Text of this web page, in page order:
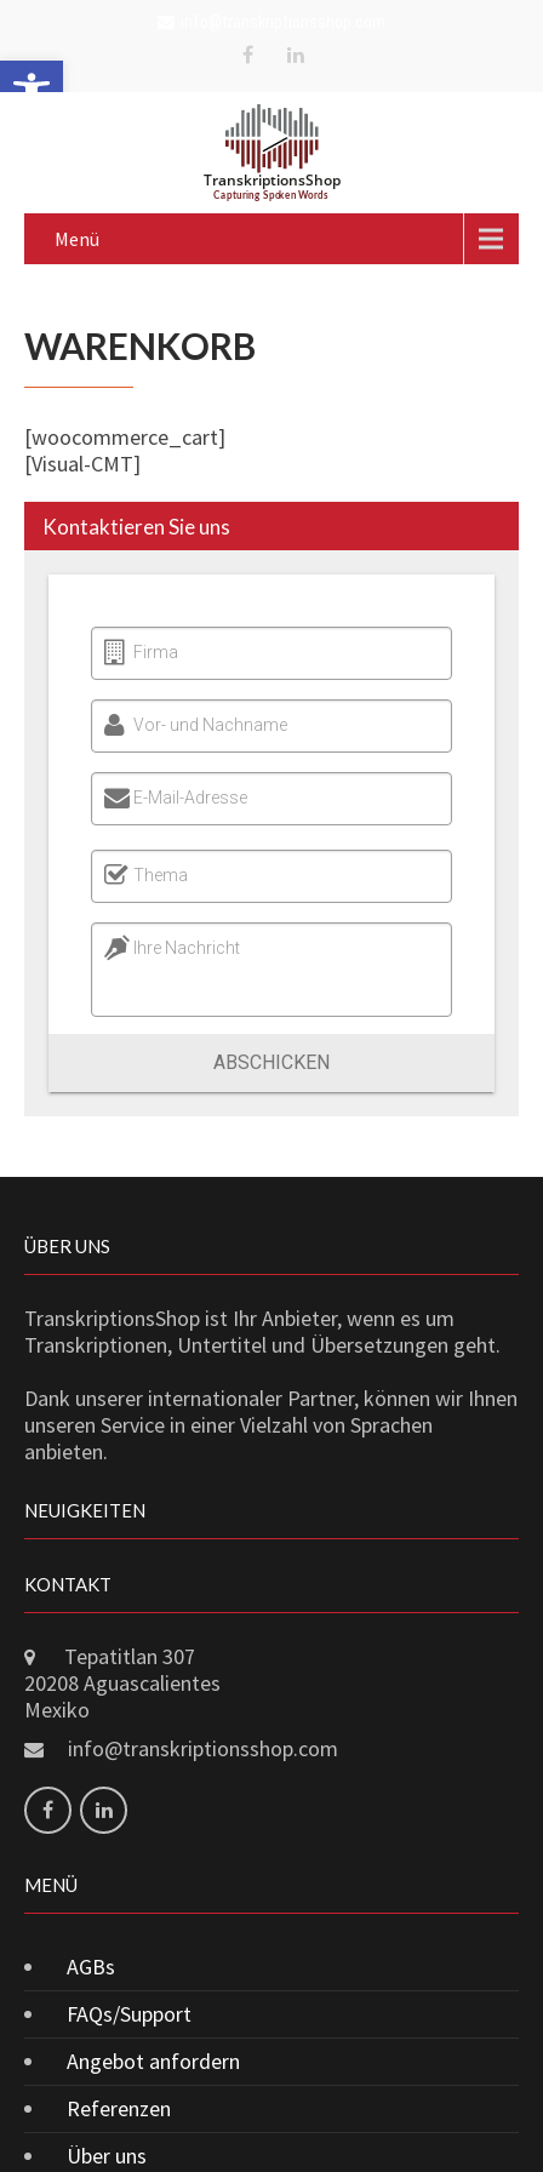
Werkzeugleiste öffnen
Menü
WARENKORB
[woocommerce_cart]
[Visual-CMT]
Kontaktieren Sie uns
Firma
Vor- und Nachname
E-Mail-Adresse
Thema
Ihre Nachricht
ABSCHICKEN
ÜBER UNS
TranskriptionsShop ist Ihr Anbieter, wenn es um
Transkriptionen, Untertitel und Übersetzungen geht.
Dank unserer internationaler Partner, können wir Ihnen
unseren Service in einer Vielzahl von Sprachen
anbieten.
NEUIGKEITEN
KONTAKT
Tepatitlan 307
20208 Aguascalientes
Mexiko
info@transkriptionsshop.com
MENÜ
AGBs
FAQs/Support
Angebot anfordern
Referenzen
Über uns